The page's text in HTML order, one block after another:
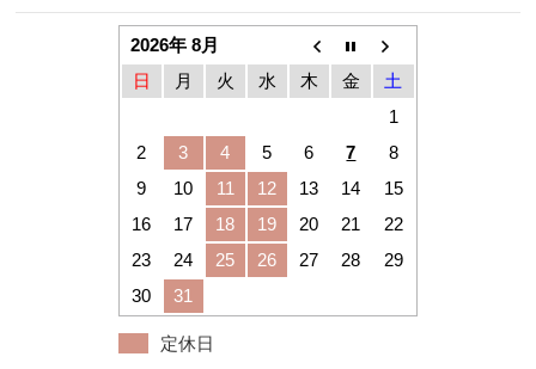
2026年 8月
日
月 火 水 木 金
土
1
2
3 4 5 6 7
8
9
10 11 12 13 14
15
16
17 18 19 20 21
22
23
24 25 26 27 28
29
30
31
定休日